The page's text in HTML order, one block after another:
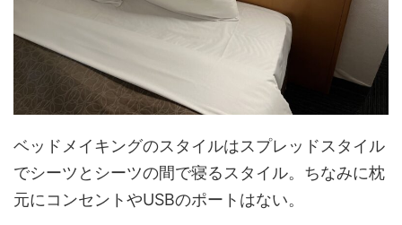
ベッドメイキングのスタイルはスプレッドスタイル
でシーツとシーツの間で寝るスタイル。ちなみに枕
元にコンセントやUSBのポートはない。